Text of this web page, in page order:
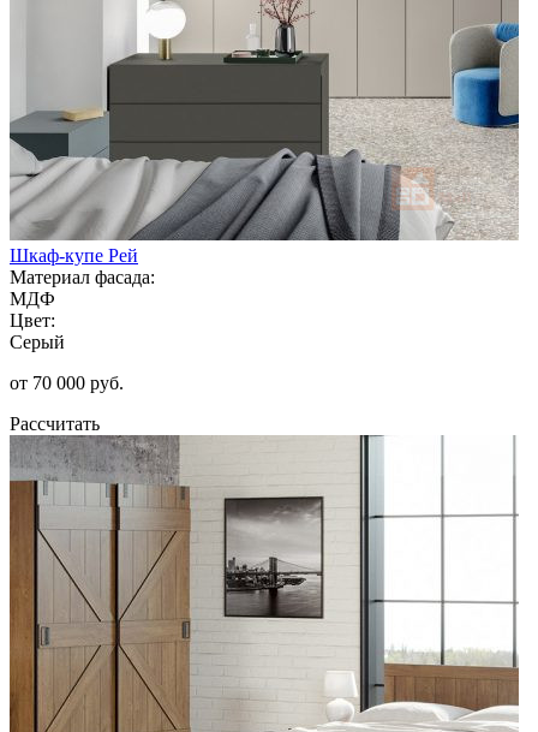
Шкаф-купе Рей
Материал фасада:
МДФ
Цвет:
Серый
от 70 000 руб.
Рассчитать